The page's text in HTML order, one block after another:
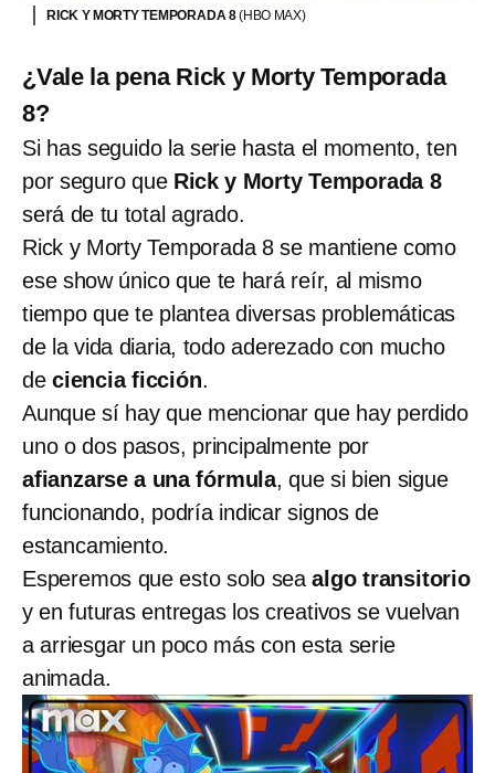
RICK Y MORTY TEMPORADA 8(HBO MAX)
¿Vale la pena Rick y Morty Temporada
8?
Si has seguido la serie hasta el momento, ten
por seguro que Rick y Morty Temporada 8
será de tu total agrado.
Rick y Morty Temporada 8 se mantiene como
ese show único que te hará reír, al mismo
tiempo que te plantea diversas problemáticas
de la vida diaria, todo aderezado con mucho
de ciencia ficción.
Aunque sí hay que mencionar que hay perdido
uno o dos pasos, principalmente por
afianzarse a una fórmula, que si bien sigue
funcionando, podría indicar signos de
estancamiento.
Esperemos que esto solo sea algo transitorio
y en futuras entregas los creativos se vuelvan
a arriesgar un poco más con esta serie
animada.